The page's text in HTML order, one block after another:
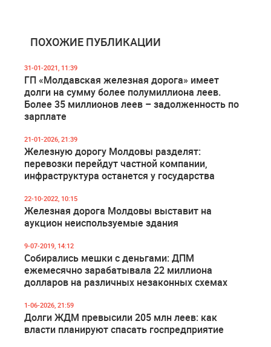
ПОХОЖИЕ ПУБЛИКАЦИИ
31-01-2021, 11:39
ГП «Молдавская железная дорога» имеет
долги на сумму более полумиллиона леев.
Более 35 миллионов леев – задолженность по
зарплате
21-01-2026, 21:39
Железную дорогу Молдовы разделят:
перевозки перейдут частной компании,
инфраструктура останется у государства
22-10-2022, 10:15
Железная дорога Молдовы выставит на
аукцион неиспользуемые здания
9-07-2019, 14:12
Собирались мешки с деньгами: ДПМ
ежемесячно зарабатывала 22 миллиона
долларов на различных незаконных схемах
1-06-2026, 21:59
Долги ЖДМ превысили 205 млн леев: как
власти планируют спасать госпредприятие